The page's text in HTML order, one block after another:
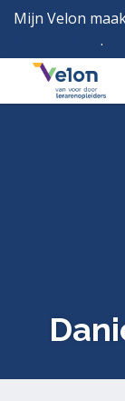
Mijn Velon
.
Menu